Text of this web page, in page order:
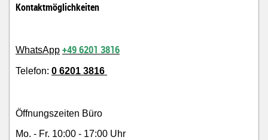
Kontaktmöglichkeiten
WhatsApp +49 6201 3816
Telefon: 0 6201 3816
Öffnungszeiten Büro
Mo. - Fr. 10:00 - 17:00 Uhr